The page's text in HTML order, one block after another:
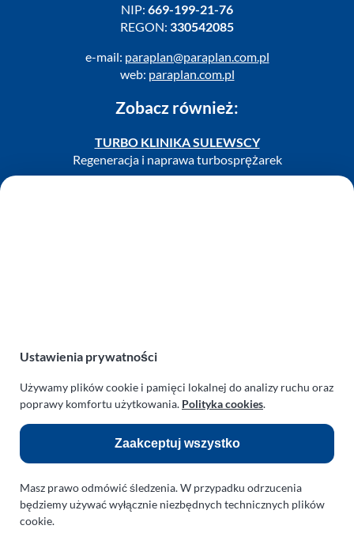
NIP: 669-199-21-76
REGON: 330542085
e-mail: paraplan@paraplan.com.pl
web: paraplan.com.pl
Zobacz również:
TURBO KLINIKA SULEWSCY
Regeneracja i naprawa turbosprężarek
Odnośniki:
Flight Operations Consulting
Motopark Koszalin
Rodzina Wolarków
Ustawienia prywatności
Używamy plików cookie i pamięci lokalnej do analizy ruchu oraz
poprawy komfortu użytkowania. Polityka cookies.
Zaakceptuj wszystko
Masz prawo odmówić śledzenia. W przypadku odrzucenia
będziemy używać wyłącznie niezbędnych technicznych plików
cookie.